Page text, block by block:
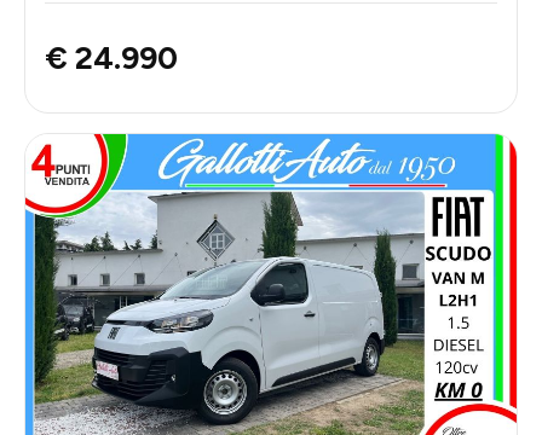
€ 24.990